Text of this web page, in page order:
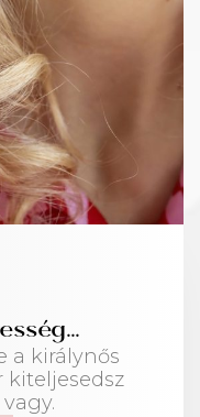
a királynős